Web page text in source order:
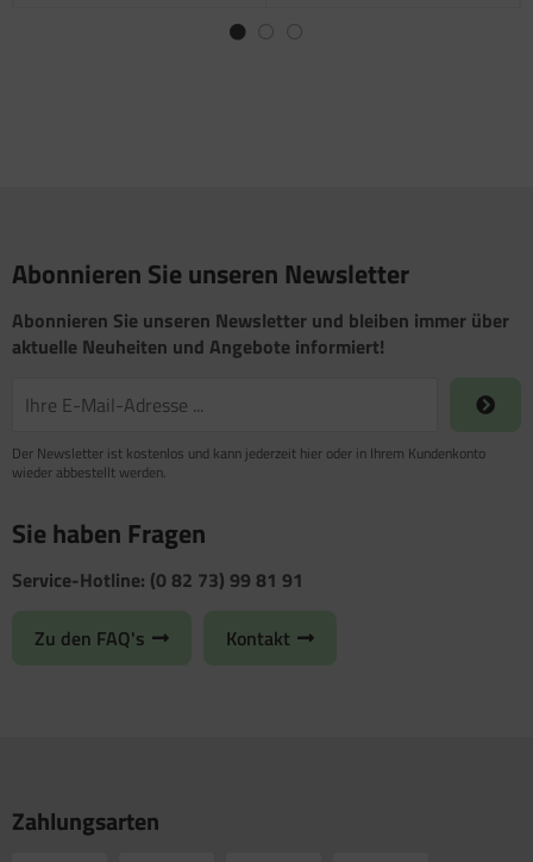
Abonnieren Sie unseren Newsletter
Abonnieren Sie unseren Newsletter und bleiben immer über
aktuelle Neuheiten und Angebote informiert!
Der Newsletter ist kostenlos und kann jederzeit hier oder in Ihrem Kundenkonto
wieder abbestellt werden.
Sie haben Fragen
Service-Hotline: (0 82 73) 99 81 91
Zu den FAQ's Kontakt
Zahlungsarten
für Fiamma Markise F45Ti
für Fiamma Pumpen
für Fiamma Safe-Door